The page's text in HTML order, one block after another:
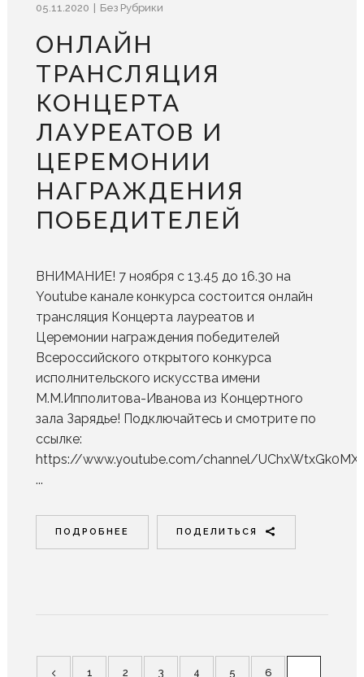
05.11.2020 Без Рубрики
ОНЛАЙН
ТРАНСЛЯЦИЯ
КОНЦЕРТА
ЛАУРЕАТОВ И
ЦЕРЕМОНИИ
НАГРАЖДЕНИЯ
ПОБЕДИТЕЛЕЙ
ВНИМАНИЕ! 7 ноября с 13.45 до 16.30 на
Youtube канале конкурса состоится онлайн
трансляция Концерта лауреатов и
Церемонии награждения победителей
Всероссийского открытого конкурса
исполнительского искусства имени
М.М.Ипполитова-Иванова из Концертного
зала Зарядье! Подключайтесь и смотрите по
ссылке:
https://www.youtube.com/channel/
...
ПОДРОБНЕЕ ПОДЕЛИТЬСЯ
1 2 3 4 5 6